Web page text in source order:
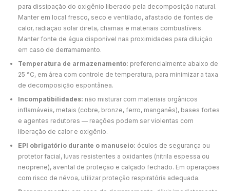
para dissipação do oxigênio liberado pela decomposição natural.
Manter em local fresco, seco e ventilado, afastado de fontes de
calor, radiação solar direta, chamas e materiais combustíveis.
Manter fonte de água disponível nas proximidades para diluição
em caso de derramamento.
Temperatura de armazenamento: preferencialmente abaixo de
25 °C, em área com controle de temperatura, para minimizar a taxa
de decomposição espontânea.
Incompatibilidades: não misturar com materiais orgânicos
inflamáveis, metais (cobre, bronze, ferro, manganês), bases fortes
e agentes redutores — reações podem ser violentas com
liberação de calor e oxigênio.
EPI obrigatório durante o manuseio: óculos de segurança ou
protetor facial, luvas resistentes a oxidantes (nitrila espessa ou
neoprene), avental de proteção e calçado fechado. Em operações
com risco de névoa, utilizar proteção respiratória adequada.